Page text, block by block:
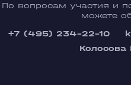
По вопросам участия и
можете
+7 (495) 234-22-10